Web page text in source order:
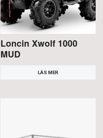
Loncin Xwolf 1000
MUD
LÄS MER